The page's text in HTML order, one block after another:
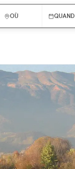
OÙ QUAND